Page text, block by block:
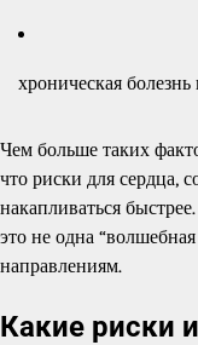
хроническая болезнь
Чем больше таких
что риски для сердца,
накапливаться
это не одна
направлениям.
Какие риски